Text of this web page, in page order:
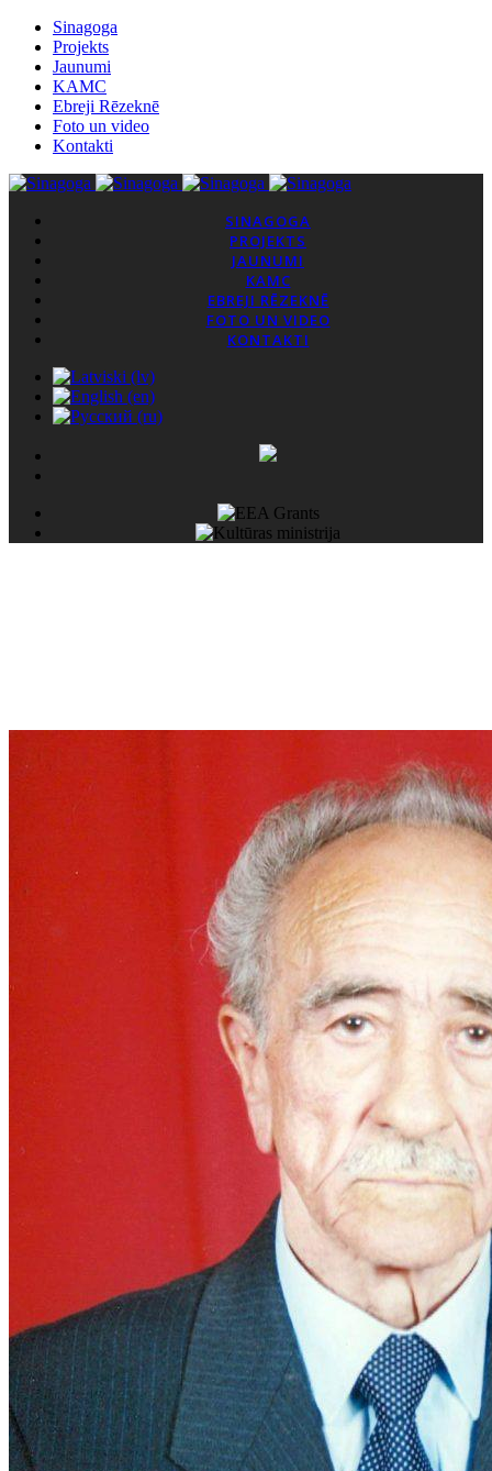
Sinagoga
Projekts
Jaunumi
KAMC
Ebreji Rēzeknē
Foto un video
Kontakti
SINAGOGA
PROJEKTS
JAUNUMI
KAMC
EBREJI RĒZEKNĒ
FOTO UN VIDEO
KONTAKTI